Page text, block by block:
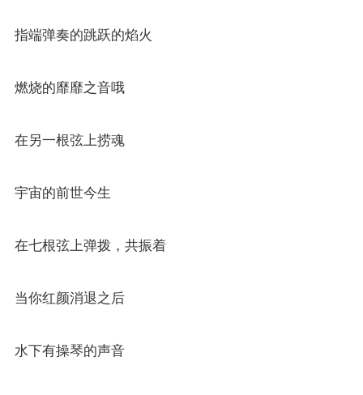
指端弹奏的跳跃的焰火
燃烧的靡靡之音哦
在另一根弦上捞魂
宇宙的前世今生
在七根弦上弹拨，共振着
当你红颜消退之后
水下有操琴的声音